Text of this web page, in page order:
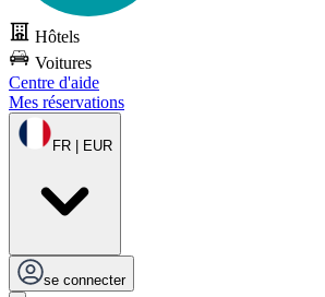
Hôtels
Voitures
Centre d'aide
Mes réservations
FR | EUR
se connecter